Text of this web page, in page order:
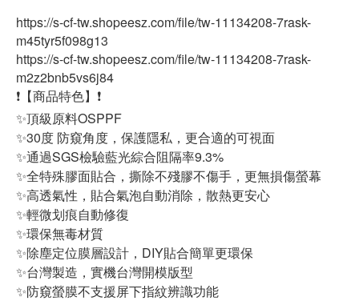
https://s-cf-tw.shopeesz.com/file/tw-11134208-7rask-
m45tyr5f098g13
https://s-cf-tw.shopeesz.com/file/tw-11134208-7rask-
m2z2bnb5vs6j84
❗【商品特色】❗
✨頂級原料OSPPF
✨30度 防窺角度，保護隱私，更合適的可視面
✨通過SGS檢驗藍光綜合阻隔率9.3%
✨全特殊膠面貼合，撕除不殘膠不傷手，更無損傷螢幕
✨高透氣性，貼合氣泡自動消除，散熱更安心
✨輕微划痕自動修復
✨環保無毒材質
✨除塵定位膜層設計，DIY貼合簡單更環保
✨台灣製造，實機台灣開模版型
✨防窺螢膜不支援屏下指紋辨識功能